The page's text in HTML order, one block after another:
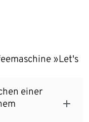
»Let's
einer